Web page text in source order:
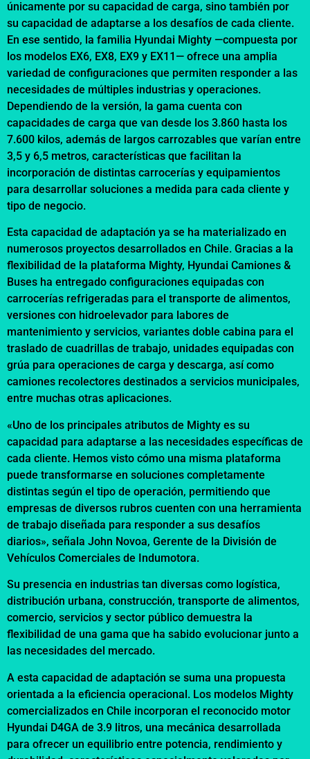
únicamente por su capacidad de carga, sino también por
su capacidad de adaptarse a los desafíos de cada cliente.
En ese sentido, la familia Hyundai Mighty —compuesta por
los modelos EX6, EX8, EX9 y EX11— ofrece una amplia
variedad de configuraciones que permiten responder a las
necesidades de múltiples industrias y operaciones.
Dependiendo de la versión, la gama cuenta con
capacidades de carga que van desde los 3.860 hasta los
7.600 kilos, además de largos carrozables que varían entre
3,5 y 6,5 metros, características que facilitan la
incorporación de distintas carrocerías y equipamientos
para desarrollar soluciones a medida para cada cliente y
tipo de negocio.
Esta capacidad de adaptación ya se ha materializado en
numerosos proyectos desarrollados en Chile. Gracias a la
flexibilidad de la plataforma Mighty, Hyundai Camiones &
Buses ha entregado configuraciones equipadas con
carrocerías refrigeradas para el transporte de alimentos,
versiones con hidroelevador para labores de
mantenimiento y servicios, variantes doble cabina para el
traslado de cuadrillas de trabajo, unidades equipadas con
grúa para operaciones de carga y descarga, así como
camiones recolectores destinados a servicios municipales,
entre muchas otras aplicaciones.
«Uno de los principales atributos de Mighty es su
capacidad para adaptarse a las necesidades específicas de
cada cliente. Hemos visto cómo una misma plataforma
puede transformarse en soluciones completamente
distintas según el tipo de operación, permitiendo que
empresas de diversos rubros cuenten con una herramienta
de trabajo diseñada para responder a sus desafíos
diarios», señala John Novoa, Gerente de la División de
Vehículos Comerciales de Indumotora.
Su presencia en industrias tan diversas como logística,
distribución urbana, construcción, transporte de alimentos,
comercio, servicios y sector público demuestra la
flexibilidad de una gama que ha sabido evolucionar junto a
las necesidades del mercado.
A esta capacidad de adaptación se suma una propuesta
orientada a la eficiencia operacional. Los modelos Mighty
comercializados en Chile incorporan el reconocido motor
Hyundai D4GA de 3.9 litros, una mecánica desarrollada
para ofrecer un equilibrio entre potencia, rendimiento y